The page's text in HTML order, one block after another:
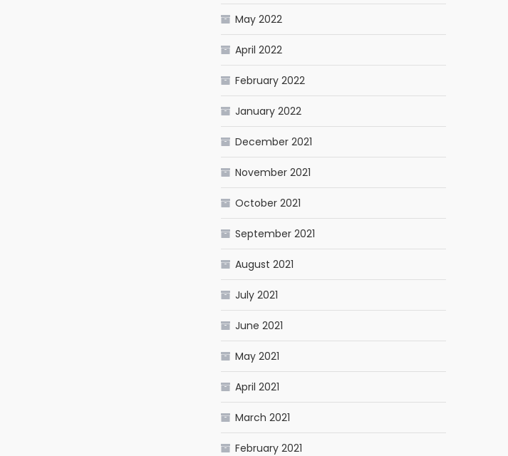
May 2022
April 2022
February 2022
January 2022
December 2021
November 2021
October 2021
September 2021
August 2021
July 2021
June 2021
May 2021
April 2021
March 2021
February 2021